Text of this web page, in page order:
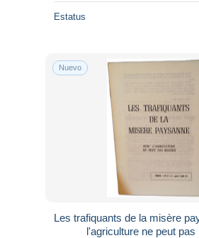
Estatus
Nuevo
Les trafiquants de la misère
l'agriculture ne peut pas